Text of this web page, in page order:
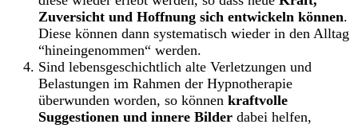
Zuversicht und Hoffnung sich entwickeln können.
Diese können dann systematisch wieder in den Alltag
“hineingenommen“ werden.
Sind lebensgeschichtlich alte Verletzungen und
Belastungen im Rahmen der Hypnotherapie
überwunden worden, so können kraftvolle
Suggestionen und innere Bilder dabei helfen,